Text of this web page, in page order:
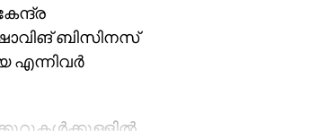
ബിസിനസ്
എന്നിവര്‍